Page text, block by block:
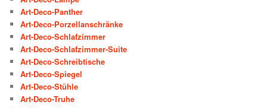
Art-Deco-Panther
Art-Deco-Porzellanschränke
Art-Deco-Schlafzimmer
Art-Deco-Schlafzimmer-Suite
Art-Deco-Schreibtische
Art-Deco-Spiegel
Art-Deco-Stühle
Art-Deco-Truhe